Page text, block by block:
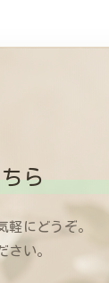
ら
軽にどうぞ。
さい。